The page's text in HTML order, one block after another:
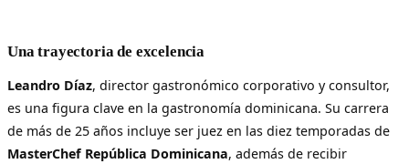
Una trayectoria de excelencia
Leandro Díaz, director gastronómico corporativo y consultor,
es una figura clave en la gastronomía dominicana. Su carrera
de más de 25 años incluye ser juez en las diez temporadas de
MasterChef República Dominicana, además de recibir